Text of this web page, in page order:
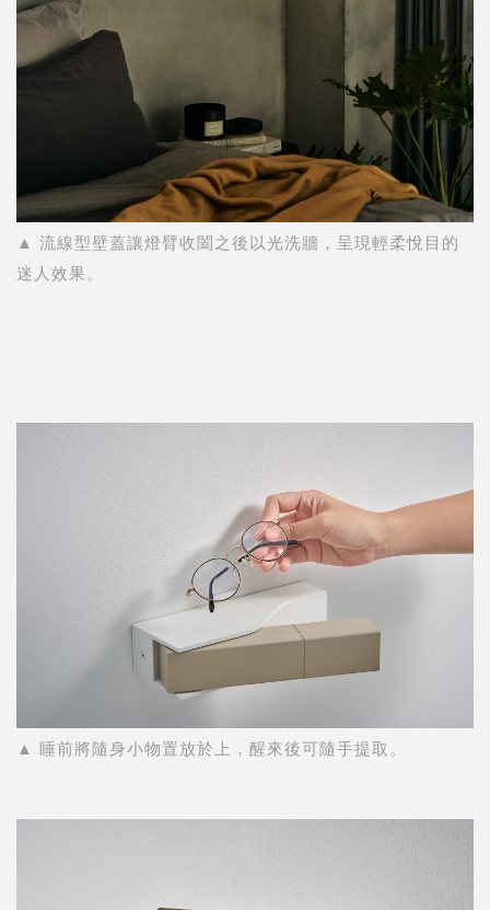
▲ 流線型壁蓋讓燈臂收闔之後以光洗牆，呈現輕柔悅目的
迷人效果。
▲ 睡前將隨身小物置放於上，醒來後可隨手提取。